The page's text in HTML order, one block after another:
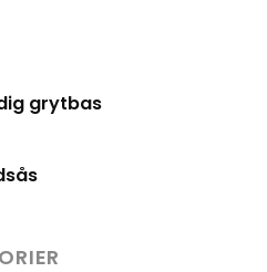
grytbas